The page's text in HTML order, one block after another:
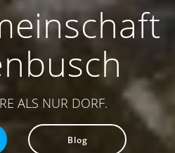
ALS NUR DORF.
Blog